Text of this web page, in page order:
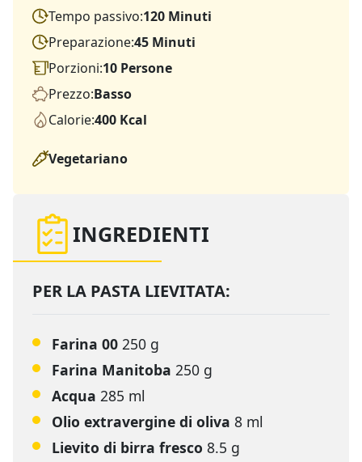
Tempo passivo:120 Minuti
Preparazione:45 Minuti
Porzioni:10 Persone
Prezzo:Basso
Calorie:400 Kcal
Vegetariano
INGREDIENTI
PER LA PASTA LIEVITATA:
Farina 00 250 g
Farina Manitoba 250 g
Acqua 285 ml
Olio extravergine di oliva 8 ml
Lievito di birra fresco 8.5 g